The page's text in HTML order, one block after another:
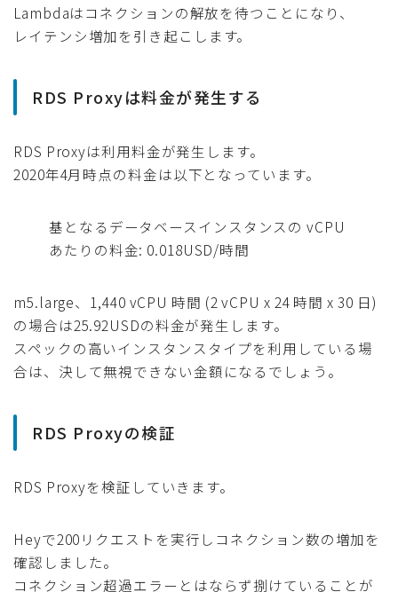
Lambdaはコネクションの解放を待つことになり、
レイテンシ増加を引き起こします。
RDS Proxyは料金が発生する
RDS Proxyは利用料金が発生します。
2020年4月時点の料金は以下となっています。
基となるデータベースインスタンスの vCPU
あたりの料金: 0.018USD/時間
m5.large、1,440 vCPU 時間 (2 vCPU x 24 時間 x 30 日)
の場合は25.92USDの料金が発生します。
スペックの高いインスタンスタイプを利用している場
合は、決して無視できない金額になるでしょう。
RDS Proxyの検証
RDS Proxyを検証していきます。
Heyで200リクエストを実行しコネクション数の増加を
確認しました。
コネクション超過エラーとはならず捌けていることが